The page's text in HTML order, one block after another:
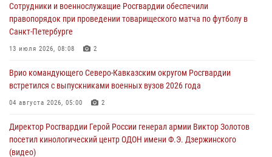
задержаны в Дагестане при силовой поддержке Росгвардии
06 августа 2026, 09:00
В Югре при силовой поддержке ОМОН Росгвардии задержаны
06 августа 2026, 08:56 2
Офицер СОБР Росгвардии выступил на окружном юнармейском
06 августа 2026, 08:27
Сотрудники и военнослужащие Росгвардии обеспечили
правопорядок при проведении товарищеского матча по футболу в
Санкт-Петербурге
13 июля 2026, 08:08 2
Врио командующего Северо-Кавказским округом Росгвардии
встретился с выпускниками военных вузов 2026 года
04 августа 2026, 05:00 2
Директор Росгвардии Герой России генерал армии Виктор Золотов
посетил кинологический центр ОДОН имени Ф.Э. Дзержинского
(видео)